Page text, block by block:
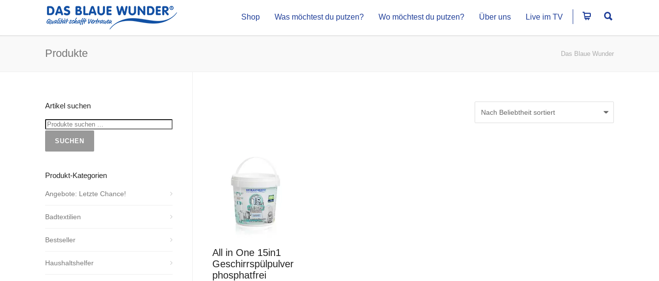
Shop Was möchtest du putzen? Wo möchtest du putzen? Über uns Live im TV
Produkte Das Blaue Wunder
All in One 15in1
Geschirrspülpulver
phosphatfrei
Artikel suchen
SUCHEN
Produkt-Kategorien
Angebote: Letzte Chance!
Badtextilien
Bestseller
Haushaltshelfer